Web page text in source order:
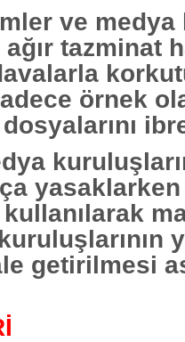
ve medya
tazminat
örnek
getirilmesi